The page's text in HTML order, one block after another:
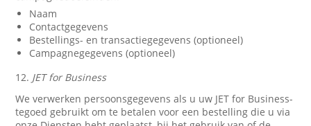
Naam
Contactgegevens
Bestellings- en transactiegegevens (optioneel)
Campagnegegevens (optioneel)
12. JET for Business
We verwerken persoonsgegevens als u uw JET for Business-
tegoed gebruikt om te betalen voor een bestelling die u via